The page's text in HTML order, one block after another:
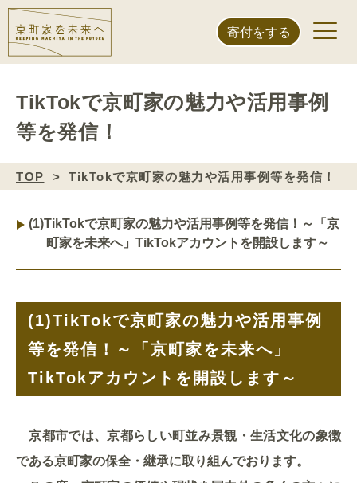
寄付をする
TikTokで京町家の魅力や活用事例
等を発信！
TOP TikTokで京町家の魅力や活用事例等を発信！
(1)TikTokで京町家の魅力や活用事例等を発信！～「京
町家を未来へ」TikTokアカウントを開設します～
(1)TikTokで京町家の魅力や活用事例
等を発信！～「京町家を未来へ」
TikTokアカウントを開設します～
京都市では、京都らしい町並み景観・生活文化の象徴
である京町家の保全・継承に取り組んでおります。